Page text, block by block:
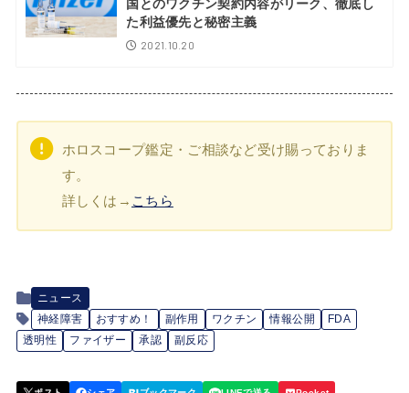
国とのワクチン契約内容がリーク、徹底し
た利益優先と秘密主義
2021.10.20
ホロスコープ鑑定・ご相談など受け賜っておりま
す。
詳しくは→ こちら
ニュース
神経障害
おすすめ！ 副作用 ワクチン 情報公開
FDA
透明性
ファイザー 承認 副反応